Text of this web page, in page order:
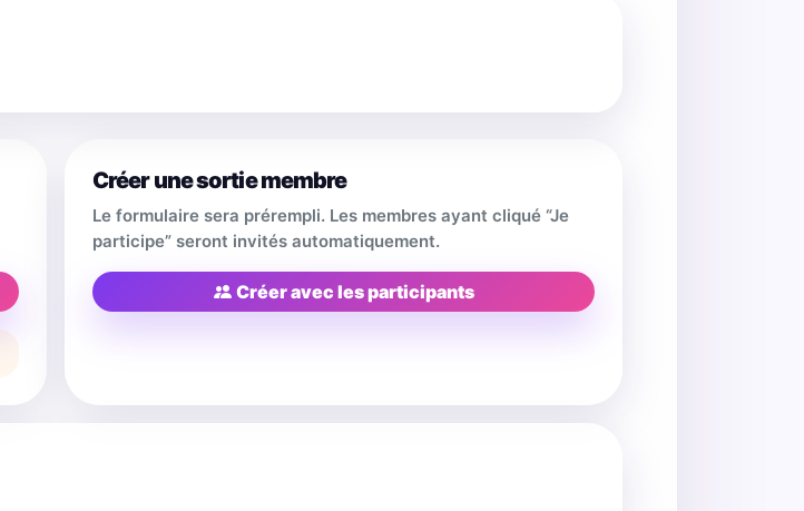
Créer une sortie membre
Le formulaire sera prérempli. Les membres ayant cliqué “Je
participe” seront invités automatiquement.
Créer avec les participants